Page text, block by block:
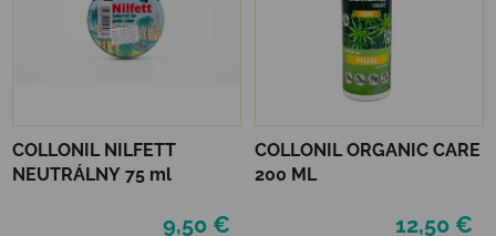
COLLONIL NILFETT
NEUTRÁLNY 75 ml
9,50 €
COLLONIL ORGANIC CARE
200 ML
12,50 €